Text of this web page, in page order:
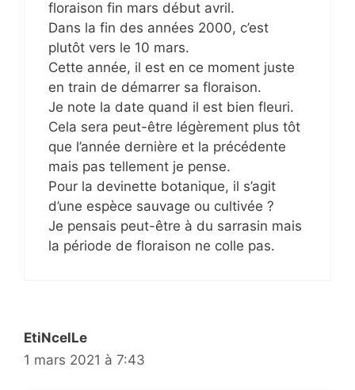
floraison fin mars début avril.
Dans la fin des années 2000, c’est
plutôt vers le 10 mars.
Cette année, il est en ce moment juste
en train de démarrer sa floraison.
Je note la date quand il est bien fleuri.
Cela sera peut-être légèrement plus tôt
que l’année dernière et la précédente
mais pas tellement je pense.
Pour la devinette botanique, il s’agit
d’une espèce sauvage ou cultivée ?
Je pensais peut-être à du sarrasin mais
la période de floraison ne colle pas.
EtiNcelLe
1 mars 2021 à 7:43